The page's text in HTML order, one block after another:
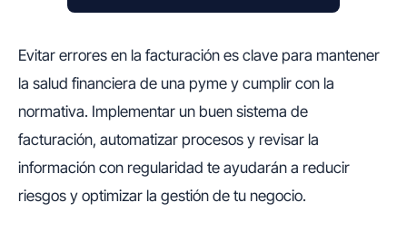
Evitar errores en la facturación es clave para mantener
la salud financiera de una pyme y cumplir con la
normativa. Implementar un buen sistema de
facturación, automatizar procesos y revisar la
información con regularidad te ayudarán a reducir
riesgos y optimizar la gestión de tu negocio.